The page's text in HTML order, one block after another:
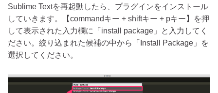
Sublime Textを再起動したら、プラグインをインストール
していきます。【commandキー + shiftキー + pキー】を押
して表示された入力欄に「install package」と入力してく
ださい。絞り込まれた候補の中から「Install Package」を
選択してください。